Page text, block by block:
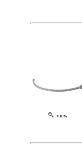
view